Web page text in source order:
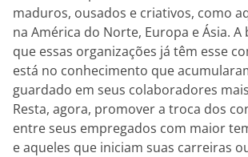
maduros, ousados e criativos, como
na América do Norte, Europa e Ásia. A
que essas organizações já têm esse
está no conhecimento que
guardado em seus colaboradores
Resta, agora, promover a troca dos
entre seus empregados com maior
e aqueles que iniciam suas carreiras